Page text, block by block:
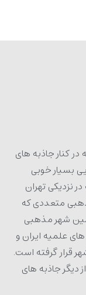
کنار جاذبه های
بسیار خوبی
نزدیکی تهران
متعددی که
شهر مذهبی
علمیه ایران و
قرار گرفته است.
جاذبه های